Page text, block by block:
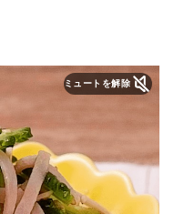
ミュートを解除